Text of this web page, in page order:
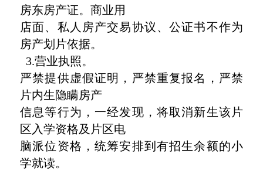
房东房产证。商业用
店面、私人房产交易协议、公证书不作为
房产划片依据。
3.营业执照。
严禁提供虚假证明，严禁重复报名，严禁
片内生隐瞒房产
信息等行为，一经发现，将取消新生该片
区入学资格及片区电
脑派位资格，统筹安排到有招生余额的小
学就读。